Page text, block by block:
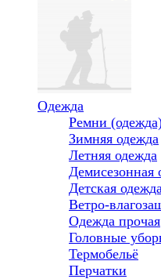
Одежда
Ремни
Зимняя одежда
Летняя одежда
Демисезонная
Детская одежда
Ветро-
Одежда прочая
Головные
Термобельё
Перчатки